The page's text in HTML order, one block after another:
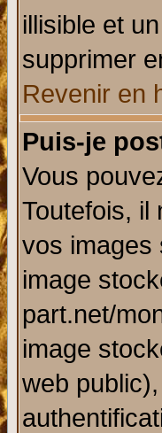
illisible et
supprimer
Revenir en
Puis-je
Vous
Toutefois, il
vos images
image
part.net/
image
web